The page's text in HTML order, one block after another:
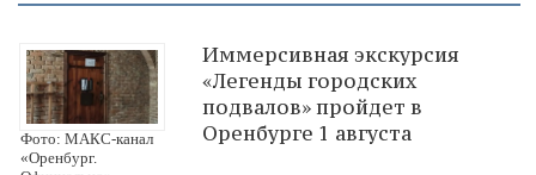
Фото: МАКС-канал
«Оренбург.
Иммерсивная экскурсия
«Легенды городских
подвалов» пройдет в
Оренбурге 1 августа